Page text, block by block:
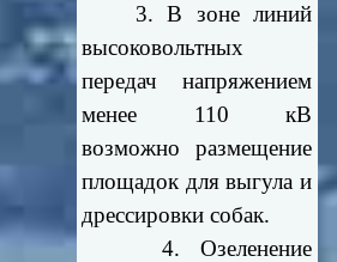
3. В зоне линий
высоковольтных
передач напряжением
менее 110 кВ
возможно размещение
площадок для выгула и
дрессировки собак.
4. Озеленение